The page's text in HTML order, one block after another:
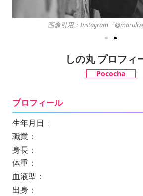
画像引用：Instagram「
しの丸 プロフィ
Pococha
プロフィール
生年月日：
職業：
身長：
体重：
血液型：
出身：